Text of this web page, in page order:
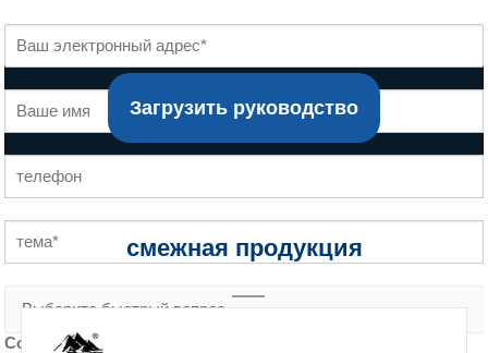
Содержание запроса *
Загрузить руководство
смежная продукция